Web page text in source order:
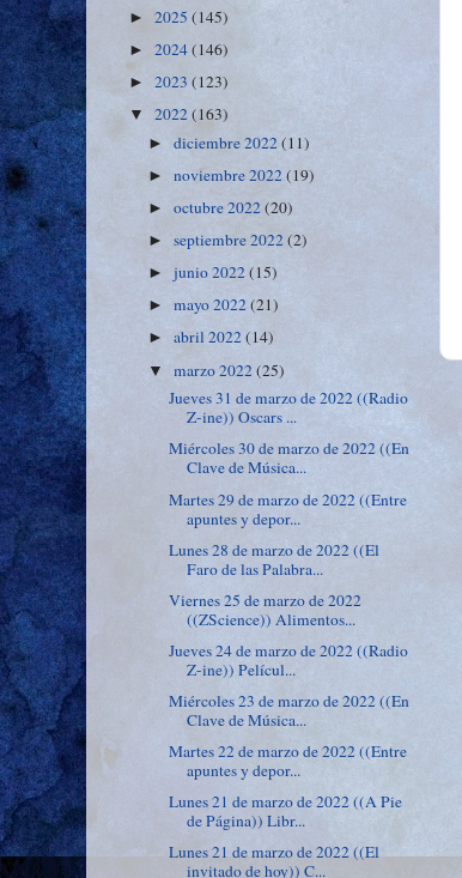
► 2025 (145)
► 2024(146)
► 2023 (123)
▼ 2022(163)
►diciembre 2022(11)
►noviembre 2022(19)
►octubre 2022(20)
►septiembre 2022(2)
►junio 2022(15)
►mayo 2022(21)
►abril 2022(14)
▼marzo 2022(25)
Jueves 31 de marzo de 2022 ((Radio
Z-ine)) Oscars ...
Miércoles 30 de marzo de 2022 ((En
Clave de Música...
Martes 29 de marzo de 2022 ((Entre
apuntes y depor...
Lunes 28 de marzo de 2022 ((El
Faro de las Palabra...
Viernes 25 de marzo de 2022
((ZScience)) Alimentos...
Jueves 24 de marzo de 2022 ((Radio
Z-ine)) Películ...
Miércoles 23 de marzo de 2022 ((En
Clave de Música...
Martes 22 de marzo de 2022 ((Entre
apuntes y depor...
Lunes 21 de marzo de 2022 ((A Pie
de Página)) Libr...
Lunes 21 de marzo de 2022 ((El
invitado de hoy)) C...